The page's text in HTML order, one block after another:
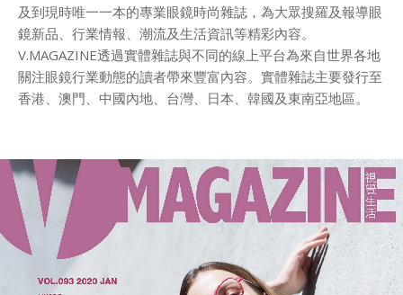
及到現時唯一一本的專業眼鏡時尚雜誌，為大眾搜羅及報導眼
鏡新品、行業情報、潮流及生活資訊等精彩內容。
V.MAGAZINE透過實體雜誌與不同的線上平台為來自世界各地
關注眼鏡行業動態的讀者帶來豐富內容。實體雜誌主要發行至
香港、澳門、中國內地、台灣、日本、韓國及東南亞地區。